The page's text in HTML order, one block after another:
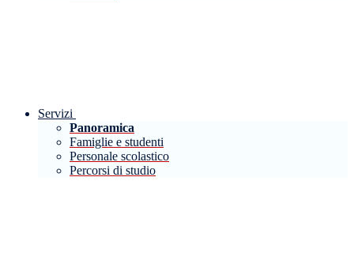
Servizi
Panoramica
Famiglie e studenti
Personale scolastico
Percorsi di studio